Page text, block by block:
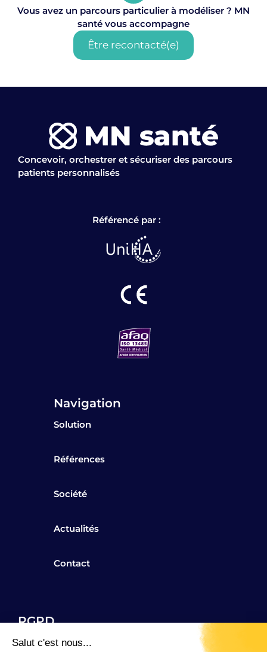
Salut c'est nous...
Vous avez un parcours particulier à modéliser ? MN
santé vous accompagne
Être recontacté(e)
Concevoir, orchestrer et sécuriser des parcours
patients personnalisés
Référencé par :
Navigation
Solution
Références
Société
Actualités
Contact
RGPD
Mentions légales